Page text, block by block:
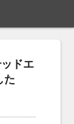
Company outline
ドエ
た